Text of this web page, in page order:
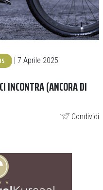
| 7 Aprile 2025
INCONTRA (ANCORA DI
Condividi